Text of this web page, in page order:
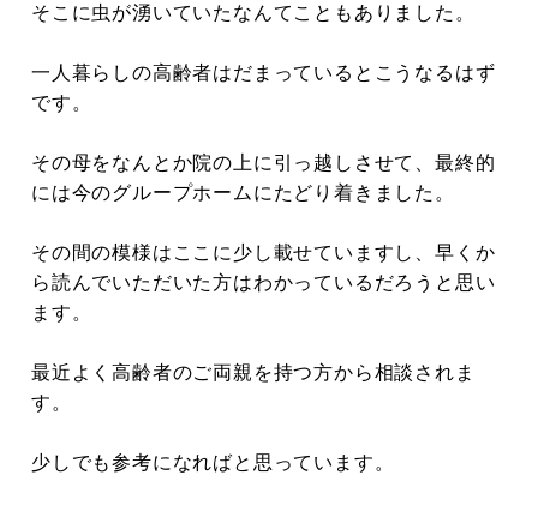
そこに虫が湧いていたなんてこともありました。
一人暮らしの高齢者はだまっているとこうなるはず
です。
その母をなんとか院の上に引っ越しさせて、最終的
には今のグループホームにたどり着きました。
その間の模様はここに少し載せていますし、早くか
ら読んでいただいた方はわかっているだろうと思い
ます。
最近よく高齢者のご両親を持つ方から相談されま
す。
少しでも参考になればと思っています。